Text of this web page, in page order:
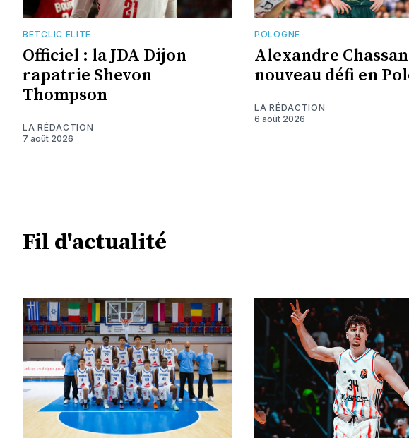
BETCLIC ELITE
Officiel : la JDA Dijon
rapatrie Shevon
Thompson
LA RÉDACTION
7 août 2026
POLOGNE
Alexandre
nouveau défi en
LA RÉDACTION
6 août 2026
Fil d'actualité